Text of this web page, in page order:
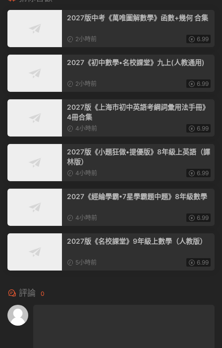
2027版中考《萬唯圖解數學》函數+幾何 合集
2小時前 6.99
2027《初中數學•名校課堂》九上(人教通用)
2小時前 6.99
2027版《上海市初中英語考綱詞彙用法手冊》
4冊合集
4小時前 6.99
2027版《小題狂做•提優版》8年級上英語（譯
林版）
4小時前 6.99
2027《經綸學霸•7星學霸題中題》8年級數學
4小時前 6.99
2027版《名校課堂》9年級上數學（人教版）
5小時前 6.99
評論 0